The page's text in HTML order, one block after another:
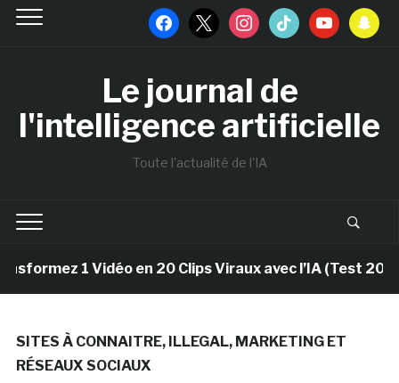
facebook
x instagramtiktok youtubesnapchat
Le journal de
l'intelligence artificielle
Toute l'actualité de l'IA
1 Vidéo en 20 Clips Viraux avec l’IA (Test 2025)
SITES À CONNAITRE, ILLEGAL, MARKETING ET
RÉSEAUX SOCIAUX